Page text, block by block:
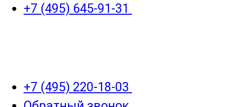
+7 (495) 645-91-31
+7 (495) 220-18-03